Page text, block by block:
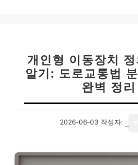
개인형 이동장치 정
알기: 도로교통법
완벽 정리
2026-06-03 작성자: